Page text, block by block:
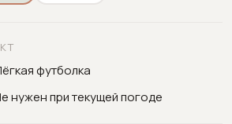
футболка
нужен при текущей погоде